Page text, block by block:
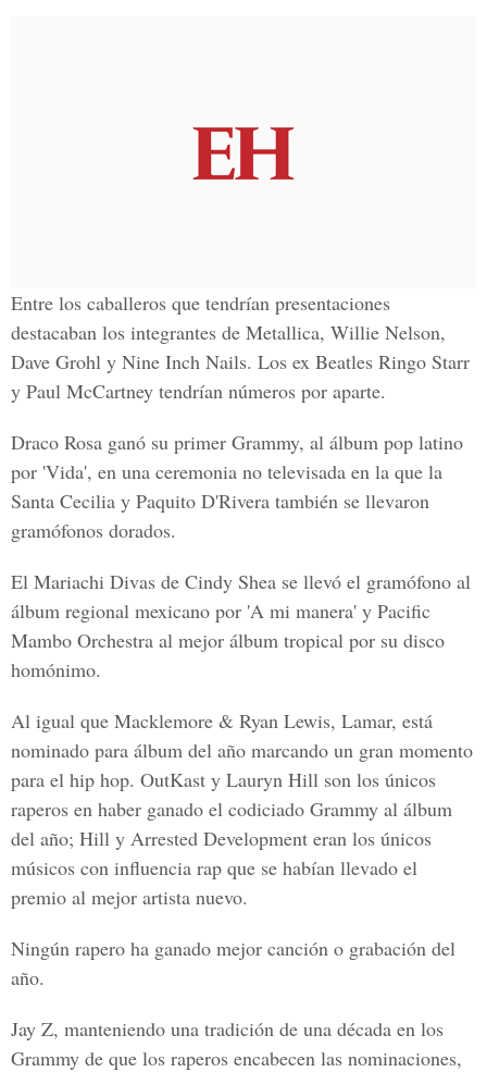
Entre los caballeros que tendrían presentaciones
destacaban los integrantes de Metallica, Willie Nelson,
Dave Grohl y Nine Inch Nails. Los ex Beatles Ringo Starr
y Paul McCartney tendrían números por aparte.
Draco Rosa ganó su primer Grammy, al álbum pop latino
por 'Vida', en una ceremonia no televisada en la que la
Santa Cecilia y Paquito D'Rivera también se llevaron
gramófonos dorados.
El Mariachi Divas de Cindy Shea se llevó el gramófono al
álbum regional mexicano por 'A mi manera' y Pacific
Mambo Orchestra al mejor álbum tropical por su disco
homónimo.
Al igual que Macklemore & Ryan Lewis, Lamar, está
nominado para álbum del año marcando un gran momento
para el hip hop. OutKast y Lauryn Hill son los únicos
raperos en haber ganado el codiciado Grammy al álbum
del año; Hill y Arrested Development eran los únicos
músicos con influencia rap que se habían llevado el
premio al mejor artista nuevo.
Ningún rapero ha ganado mejor canción o grabación del
año.
Jay Z, manteniendo una tradición de una década en los
Grammy de que los raperos encabecen las nominaciones,